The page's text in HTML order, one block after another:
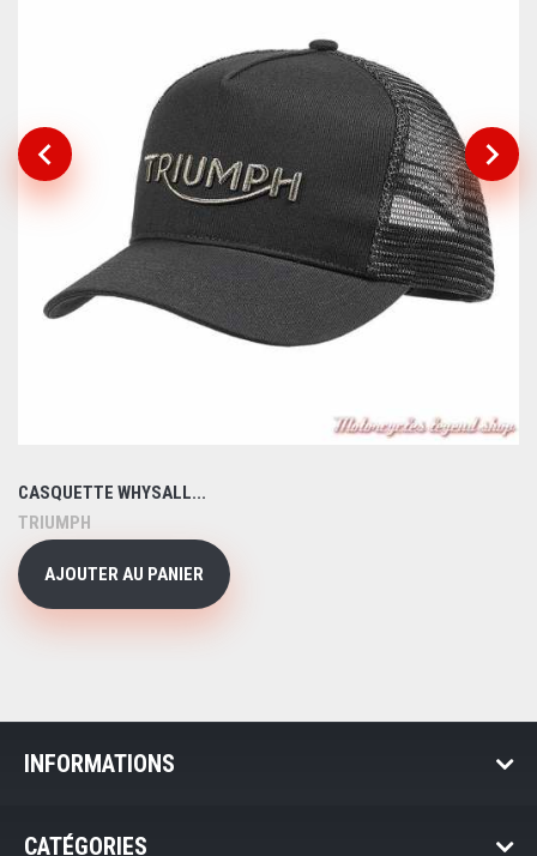
CASQUETTE WHYSALL...
TRIUMPH
AJOUTER AU PANIER
INFORMATIONS
CATÉGORIES